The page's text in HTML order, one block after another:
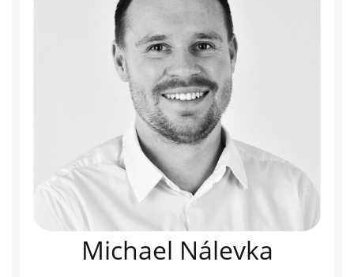
Michael Nálevka